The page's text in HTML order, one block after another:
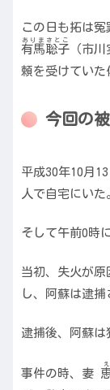
この日も拓は冤
有馬
ありま
聡子
さとこ
（市川
頼を受けていた
今回の
平成30年10月
人で自宅にいた
そして午前0時
当初、失火が原
し、阿蘇は逮捕
逮捕後、阿蘇は
事件の時、妻